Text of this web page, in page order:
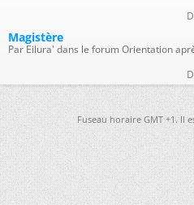
Magistère
Par Eilura' dans le forum Orientation
Fuseau horaire GMT +1. Il